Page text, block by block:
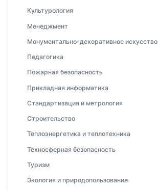
Культурология
Менеджмент
Монументально-декоративное искусство
Педагогика
Пожарная безопасность
Прикладная информатика
Стандартизация и метрология
Строительство
Теплоэнергетика и теплотехника
Техносферная безопасность
Туризм
Экология и природопользование